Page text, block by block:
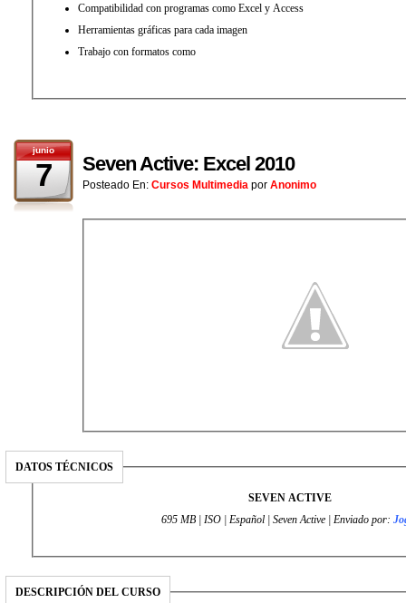
Compatibilidad con programas como Excel y Access
Herramientas gráficas para cada imagen
Trabajo con formatos como
junio
7 Seven Active: Excel 2010
Posteado En: Cursos Multimedia por Anonimo
DATOS TÉCNICOS
SEVEN ACTIVE
695 MB | ISO | Español | Seven Active | Enviado por:
DESCRIPCIÓN DEL CURSO